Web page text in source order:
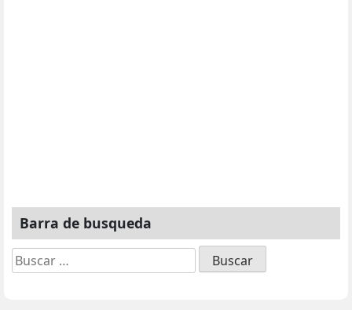
Barra de busqueda
Buscar: